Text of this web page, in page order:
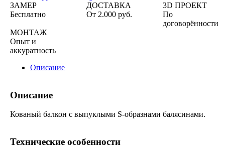
ЗАМЕР
Бесплатно
ДОСТАВКА
От 2.000 руб.
3D ПРОЕКТ
По
договорённости
МОНТАЖ
Опыт и
аккуратность
Описание
Описание
Кованый балкон с выпуклыми S-образнами балясинами.
Технические особенности